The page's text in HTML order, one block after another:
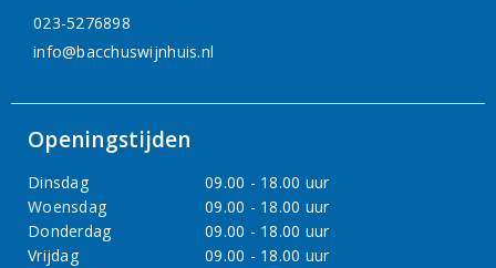
023-5276898
info@bacchuswijnhuis.nl
Openingstijden
Dinsdag
09.00 - 18.00 uur
Woensdag
09.00 - 18.00 uur
Donderdag
09.00 - 18.00 uur
Vrijdag
09.00 - 18.00 uur